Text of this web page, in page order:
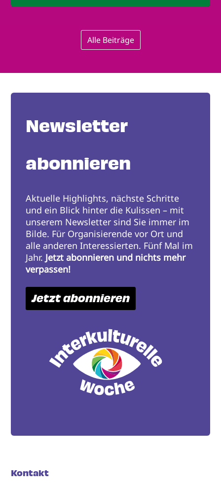
Alle Beiträge
Newsletter
abonnieren
Aktuelle Highlights, nächste Schritte
und ein Blick hinter die Kulissen – mit
unserem Newsletter sind Sie immer im
Bilde. Für Organisierende vor Ort und
alle anderen Interessierten. Fünf Mal im
Jahr. Jetzt abonnieren und nichts mehr
verpassen!
Jetzt abonnieren
Kontakt